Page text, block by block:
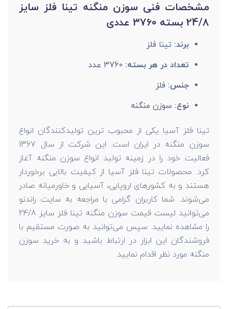
مشخصات فنی سوزن منگنه تینا فلز سایز
24/8 بسته 3760 عددی
برند: تینا فلز
تعداد در هر بسته:
جنس: فلز
نوع: سوزن منگنه
تینا فلز آسیا یکی از محبوب ترین تولیدکنندگان انواع
سوزن منگنه در ایران است. این شرکت از سال 1367
فعالیت خود را در زمینه تولید انواع سوزن منگنه آغاز
کرد. محصولات تینا فلز آسیا از کیفیت بالایی برخوردار
هستند و به کشورهای اروپایی، آسیایی و خاورمیانه صادر
می‌شوند. شما کاربران گرامی با مراجعه به سایت راندنو
می‌توانید لیست قیمت سوزن منگنه تینا فلز سایز 24/8
را مشاهده نمایید. سپس می‌توانید به صورت مستقیم با
فروشندگان این ابزار در ارتباط باشید و به خرید سوزن
منگنه مورد نظر اقدام نمایید.